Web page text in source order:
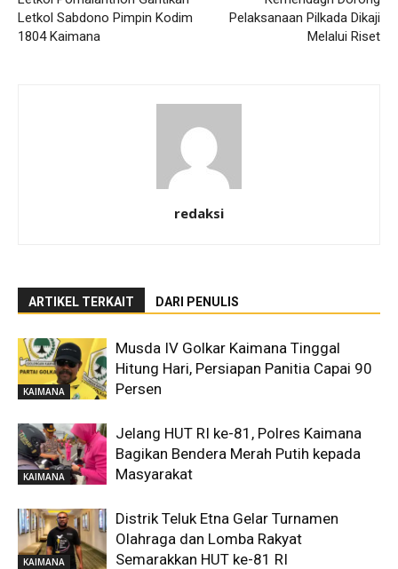
Letkol Sabdono Pimpin Kodim
1804 Kaimana
Pelaksanaan Pilkada Dikaji
Melalui Riset
redaksi
ARTIKEL TERKAIT DARI PENULIS
KAIMANA
Musda IV Golkar Kaimana Tinggal
Hitung Hari, Persiapan Panitia Capai 90
Persen
KAIMANA
Jelang HUT RI ke-81, Polres Kaimana
Bagikan Bendera Merah Putih kepada
Masyarakat
KAIMANA
Distrik Teluk Etna Gelar Turnamen
Olahraga dan Lomba Rakyat
Semarakkan HUT ke-81 RI